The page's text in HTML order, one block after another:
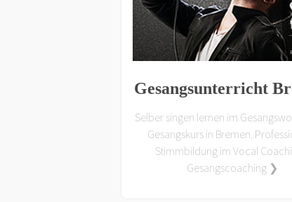
Gesangsunterricht
Selber singen lernen im
Gesangskurs in Bremen.
Stimmbildung im Vocal
Gesangscoaching ❯